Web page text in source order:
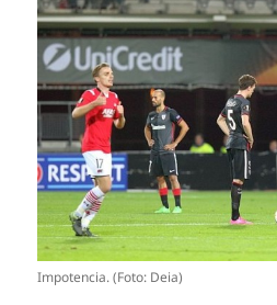
Impotencia. (Foto: Deia)